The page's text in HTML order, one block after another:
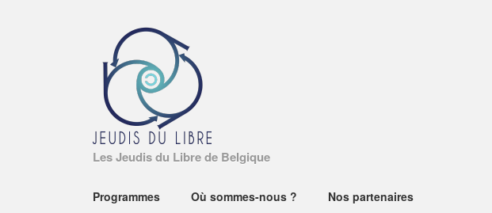
Les Jeudis du Libre de Belgique
Main menu
Skip
Programmes Où sommes-nous ? Nos partenaires